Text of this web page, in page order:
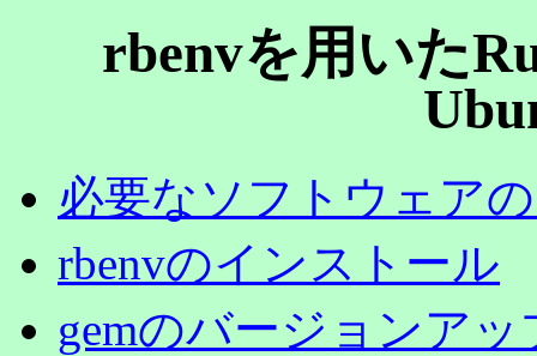
rbenvを用いた
必要なソフトウェア
rbenvのインストール
gemのバージョンアッ